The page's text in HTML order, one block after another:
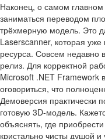
Наконец, о самом
заниматься переводом
трёхмерную модель. Это
Laserscanner, которая
ресурса. Совсем недавно
релиз. Для корректной
Microsoft .NET Framework
оговориться, что
Демоверсия практически
готовую 3D-модель.
объяснять, где приобрести
кристально чисты душой